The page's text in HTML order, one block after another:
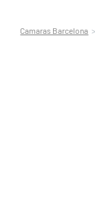
Camaras Barcelona